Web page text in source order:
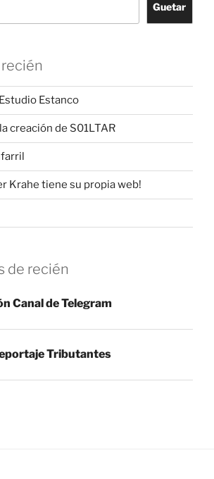
Guetar
Estanco
creación de S01LTAR
Krahe tiene su propia web!
de recién
Canal de Telegram
Tributantes